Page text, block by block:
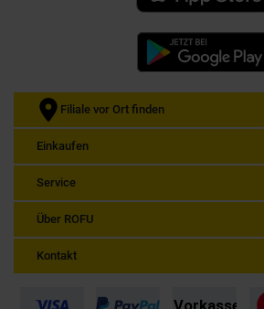
Filiale vor Ort finden
Einkaufen
Service
Über ROFU
Kontakt